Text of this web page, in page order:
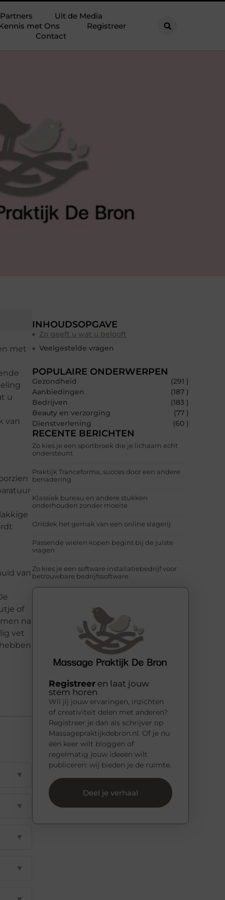
Partners
Uit de Media
met Ons
Registreer
Contact
met
u
van
van
of
na
vet
▼
▼
▼
▼
INHOUDSOPGAVE
Zo geeft u wat u belooft
Veelgestelde vragen
POPULAIRE ONDERWERPEN
Gezondheid
(291 )
Aanbiedingen
(187 )
Bedrijven
(183 )
Beauty en verzorging
(77 )
Dienstverlening
(60 )
RECENTE BERICHTEN
Zo kies je een sportbroek die je lichaam echt
ondersteunt
Praktijk Tranceforma, succes door een andere
benadering
Klassiek bureau en andere stukken
onderhouden zonder moeite
Ontdek het gemak van een online slagerij
Passende wielen kopen begint bij de juiste
vragen
Zo kies je een software installatiebedrijf voor
betrouwbare bedrijfssoftware
Registreer en laat jouw
stem horen
Wil jij jouw ervaringen, inzichten
of creativiteit delen met anderen?
Registreer je dan als schrijver op
Massagepraktijkdebron.nl. Of je nu
één keer wilt bloggen of
regelmatig jouw ideeën wilt
publiceren: wij bieden je de ruimte.
Deel je verhaal